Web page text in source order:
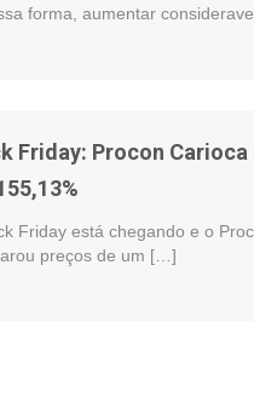
forma, aumentar
Friday: Procon
Friday está chegando e o
preços de um […]